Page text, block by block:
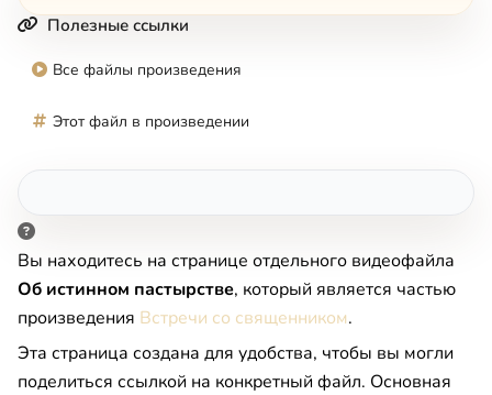
Полезные ссылки
Все файлы произведения
Этот файл в произведении
Вы находитесь на странице отдельного видеофайла
Об истинном пастырстве, который является частью
произведения Встречи со священником.
Эта страница создана для удобства, чтобы вы могли
поделиться ссылкой на конкретный файл. Основная